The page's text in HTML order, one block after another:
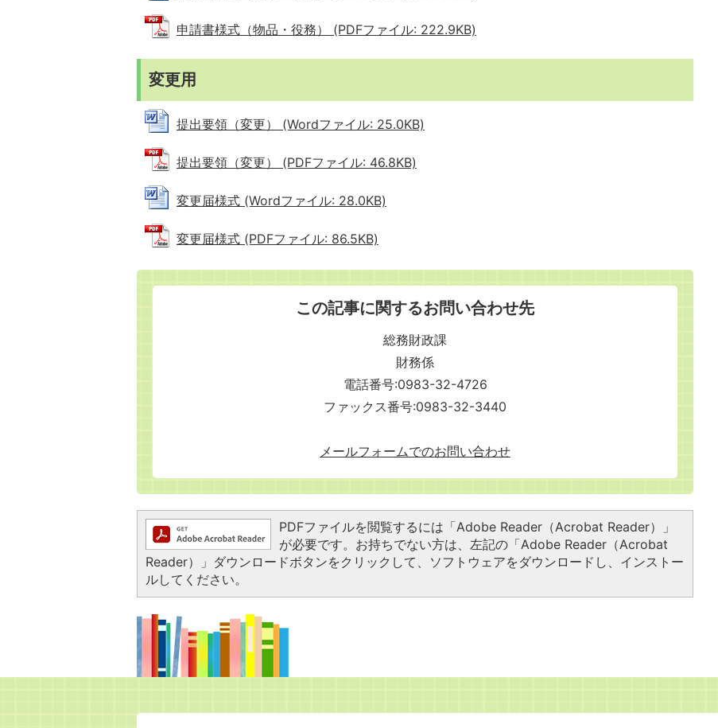
申請書様式（物品・役務） (PDFファイル: 222.9KB)
変更用
提出要領（変更） (Wordファイル: 25.0KB)
提出要領（変更） (PDFファイル: 46.8KB)
変更届様式 (Wordファイル: 28.0KB)
変更届様式 (PDFファイル: 86.5KB)
この記事に関するお問い合わせ先
総務財政課
財務係
電話番号:0983-32-4726
ファックス番号:0983-32-3440
メールフォームでのお問い合わせ
PDFファイルを閲覧するには「Adobe Reader（Acrobat Reader）」
が必要です。お持ちでない方は、左記の「Adobe Reader（Acrobat
Reader）」ダウンロードボタンをクリックして、ソフトウェアをダウンロードし、インストー
ルしてください。